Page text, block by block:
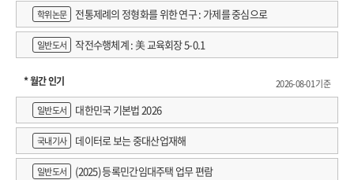
학위논문 전통제례의 정형화를 위한 연구 : 가제를 중심으로
일반도서 작전수행체계 : 美 교육회장 5-0.1
* 월간 인기
2026-08-01 기준
일반도서
대한민국 기본법 2026
국내기사 데이터로 보는 중대산업재해
일반도서 (2025) 등록민간임대주택 업무 편람